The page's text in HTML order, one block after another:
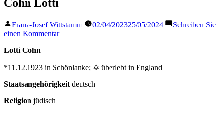
Cohn Lotti
Veröffentlicht
von
Franz-Josef Wittstamm 02/04/202325/05/2024
Schreiben Sie
einen Kommentarzu
Lotti Cohn
*11.12.1923 in Schönlanke; ✡ überlebt in England
Staatsangehörigkeit deutsch
Religion jüdisch